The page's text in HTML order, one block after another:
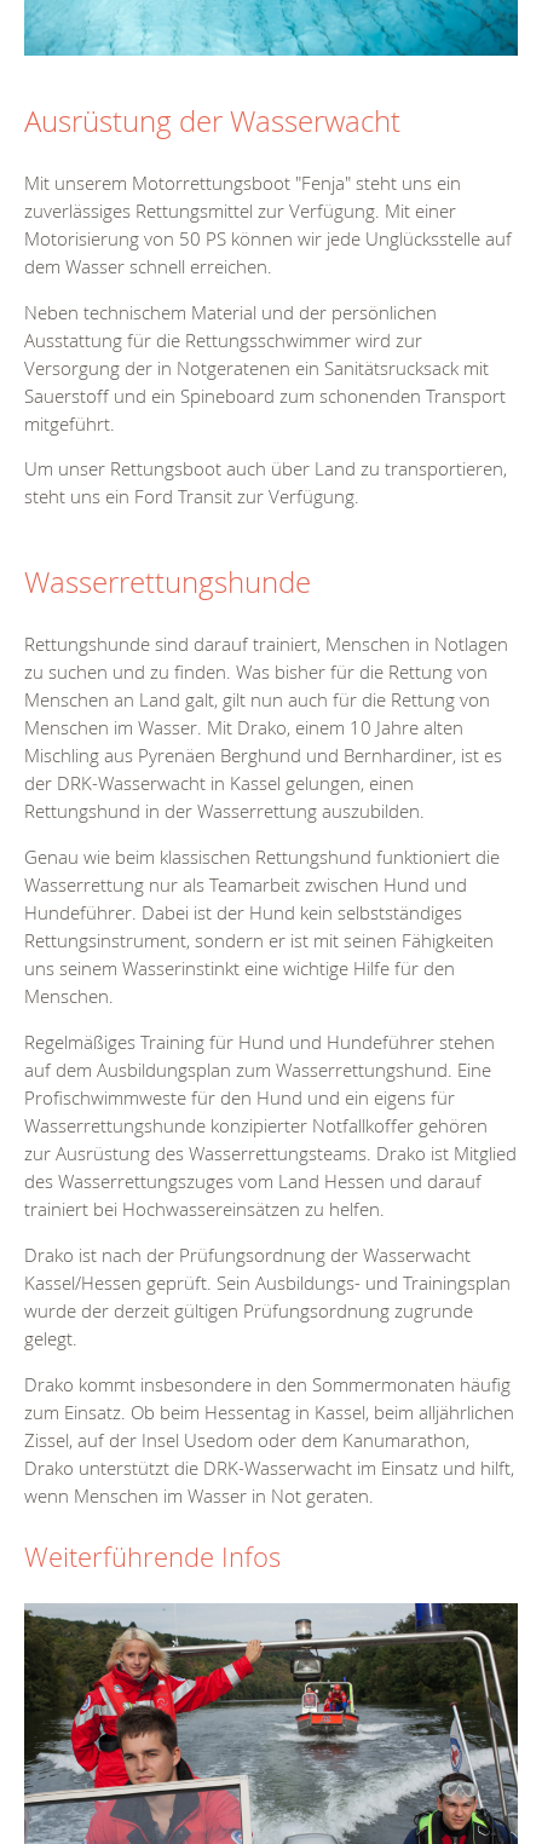
Ausrüstung der Wasserwacht
Mit unserem Motorrettungsboot "Fenja" steht uns ein
zuverlässiges Rettungsmittel zur Verfügung. Mit einer
Motorisierung von 50 PS können wir jede Unglücksstelle auf
dem Wasser schnell erreichen.
Neben technischem Material und der persönlichen
Ausstattung für die Rettungsschwimmer wird zur
Versorgung der in Notgeratenen ein Sanitätsrucksack mit
Sauerstoff und ein Spineboard zum schonenden Transport
mitgeführt.
Um unser Rettungsboot auch über Land zu transportieren,
steht uns ein Ford Transit zur Verfügung.
Wasserrettungshunde
Rettungshunde sind darauf trainiert, Menschen in Notlagen
zu suchen und zu finden. Was bisher für die Rettung von
Menschen an Land galt, gilt nun auch für die Rettung von
Menschen im Wasser. Mit Drako, einem 10 Jahre alten
Mischling aus Pyrenäen Berghund und Bernhardiner, ist es
der DRK-Wasserwacht in Kassel gelungen, einen
Rettungshund in der Wasserrettung auszubilden.
Genau wie beim klassischen Rettungshund funktioniert die
Wasserrettung nur als Teamarbeit zwischen Hund und
Hundeführer. Dabei ist der Hund kein selbstständiges
Rettungsinstrument, sondern er ist mit seinen Fähigkeiten
uns seinem Wasserinstinkt eine wichtige Hilfe für den
Menschen.
Regelmäßiges Training für Hund und Hundeführer stehen
auf dem Ausbildungsplan zum Wasserrettungshund. Eine
Profischwimmweste für den Hund und ein eigens für
Wasserrettungshunde konzipierter Notfallkoffer gehören
zur Ausrüstung des Wasserrettungsteams. Drako ist Mitglied
des Wasserrettungszuges vom Land Hessen und darauf
trainiert bei Hochwassereinsätzen zu helfen.
Drako ist nach der Prüfungsordnung der Wasserwacht
Kassel/Hessen geprüft. Sein Ausbildungs- und Trainingsplan
wurde der derzeit gültigen Prüfungsordnung zugrunde
gelegt.
Drako kommt insbesondere in den Sommermonaten häufig
zum Einsatz. Ob beim Hessentag in Kassel, beim alljährlichen
Zissel, auf der Insel Usedom oder dem Kanumarathon,
Drako unterstützt die DRK-Wasserwacht im Einsatz und hilft,
wenn Menschen im Wasser in Not geraten.
Weiterführende Infos